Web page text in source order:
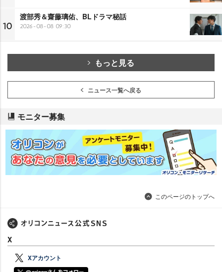
10
渡部秀＆齋藤璃佑、BLドラマ秘話
2026-08-08 09:30
もっと見る
ニュース一覧へ戻る
モニター募集
このページのトップへ
X
Xアカウント